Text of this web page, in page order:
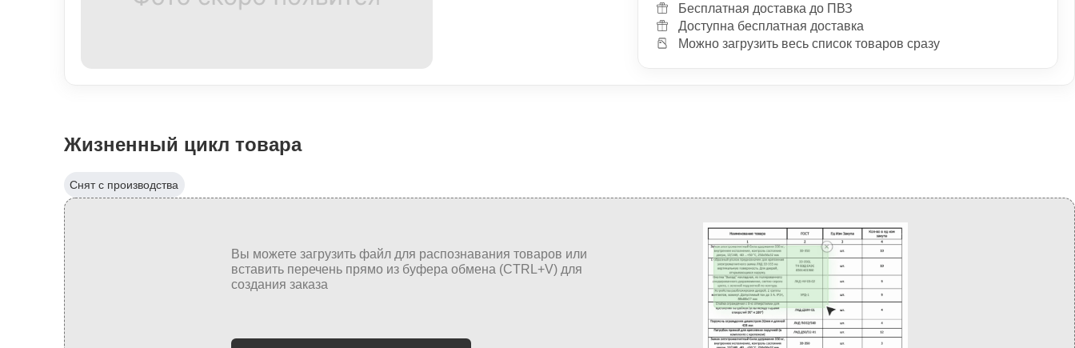
Бесплатная доставка до ПВЗ
Доступна бесплатная доставка
Можно загрузить весь список товаров сразу
Жизненный цикл товара
Снят с производства